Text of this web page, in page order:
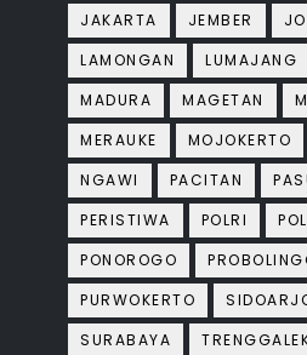
JAKARTA
JEMBER
LAMONGAN
LUMAJANG
MADURA
MAGETAN
MERAUKE
MOJOKERTO
NGAWI
PACITAN
PERISTIWA
POLRI
PONOROGO
PURWOKERTO
SURABAYA